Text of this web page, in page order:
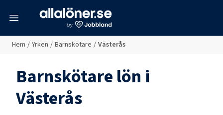
Hem / Yrken / Barnskötare / Västerås
Barnskötarelön i
Västerås